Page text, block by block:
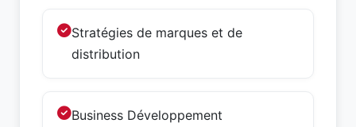
Stratégies de marques et de
distribution
Business Développement